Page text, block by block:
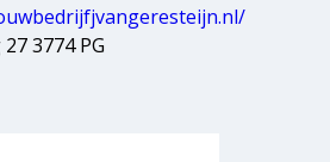
3774 PG